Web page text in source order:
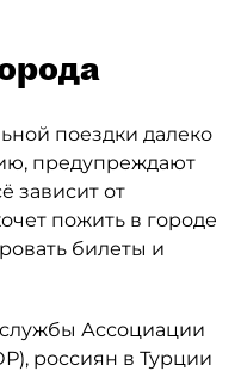
поездки далеко
предупреждают
зависит от
пожить в городе
билеты и
Ассоциации
россиян в Турции